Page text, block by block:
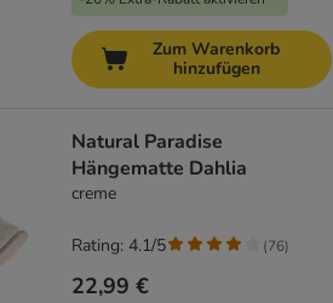
Zum Warenkorb
hinzufügen
Natural Paradise
Hängematte Dahlia
creme
22,99 €
Rating: 4.1/5 (76)